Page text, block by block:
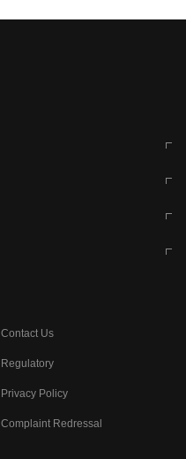
Contact Us
Regulatory
Privacy Policy
Complaint Redressal